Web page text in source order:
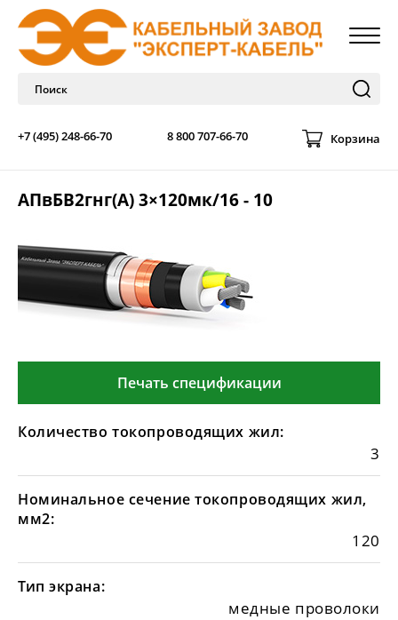
+7 (495) 248-66-70 8 800 707-66-70 Корзина
АПвБВ2гнг(А) 3×120мк/16 - 10
Печать спецификации
Количество токопроводящих жил:
3
Номинальное сечение токопроводящих жил,
мм2:
120
Тип экрана:
медные проволоки